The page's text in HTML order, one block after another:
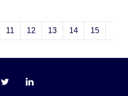
11 12 13 14 15